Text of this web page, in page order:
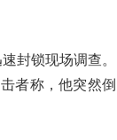
封锁现场调查。
者称，他突然倒